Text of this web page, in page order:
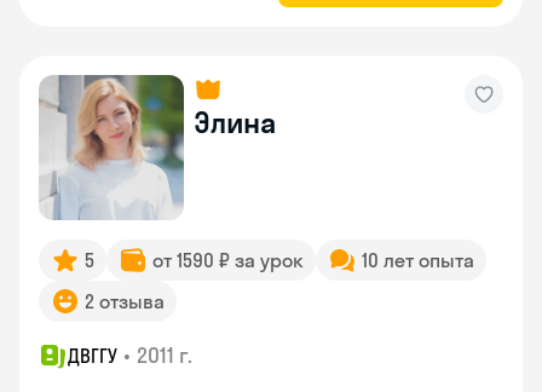
Элина
5 от 1590 ₽ за урок
10 лет опыта
2 отзыва
ДВГГУ • 2011 г.